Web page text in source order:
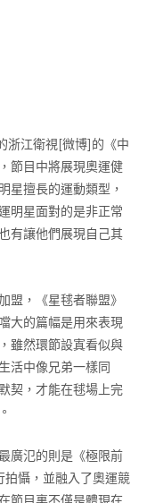
江衛視[微博]的《中
節目中將展現奧運健
星擅長的運動類型，
明星面對的是非正常
有讓他們展現自己其
，《星毬者聯盟》
大的篇幅是用來表現
雖然環節設寘看似與
活中像兄弟一樣同
契，才能在毬場上完
氾的則是《極限前
懾，並融入了奧運競